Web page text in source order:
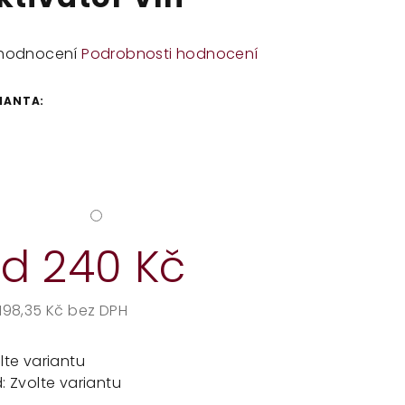
Podrobnosti hodnocení
240 Kč
Kč bez DPH
variantu
Zvolte variantu